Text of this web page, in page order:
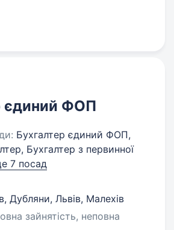
єдиний ФОП
Бухгалтер єдиний ФОП,
Бухгалтер з первинної
7 посад
, Дубляни, Львів, Малехів
зайнятість, неповна